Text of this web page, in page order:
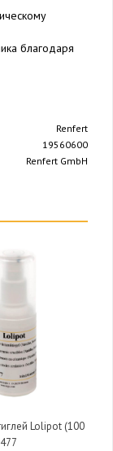
благодаря
Renfert
19560600
Renfert GmbH
Lolipot (100